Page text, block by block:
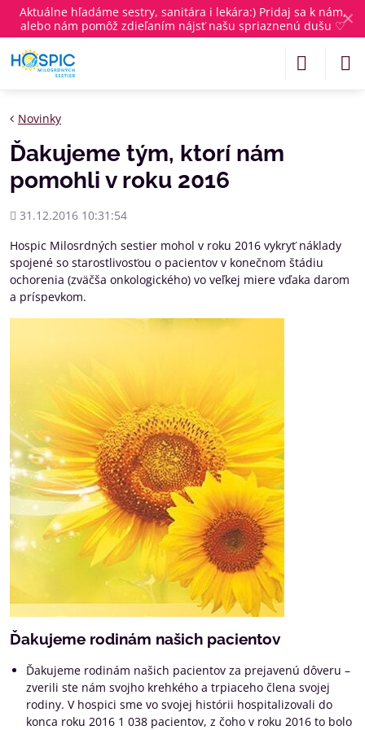
✕
Aktuálne hľadáme sestry, sanitára i lekára:) Pridaj sa k nám,
alebo nám pomôž zdieľaním nájsť našu spriaznenú dušu ♡
Novinky
Ďakujeme tým, ktorí nám
pomohli v roku 2016
Pridané
31.12.2016 10:31:54
Hospic Milosrdných sestier mohol v roku 2016 vykryť náklady
spojené so starostlivosťou o pacientov v konečnom štádiu
ochorenia (zväčša onkologického) vo veľkej miere vďaka darom
a príspevkom.
Ďakujeme rodinám našich pacientov
Ďakujeme rodinám našich pacientov za prejavenú dôveru –
zverili ste nám svojho krehkého a trpiaceho člena svojej
rodiny. V hospici sme vo svojej histórii hospitalizovali do
konca roku 2016 1 038 pacientov, z čoho v roku 2016 to bolo